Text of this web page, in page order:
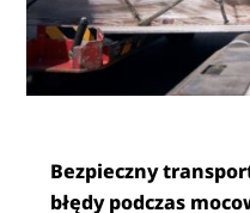
Bezpieczny
błędy podczas